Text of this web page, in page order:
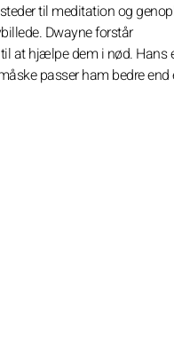
til meditation og
Dwayne forstår
at hjælpe dem i nød. Hans
passer ham bedre end